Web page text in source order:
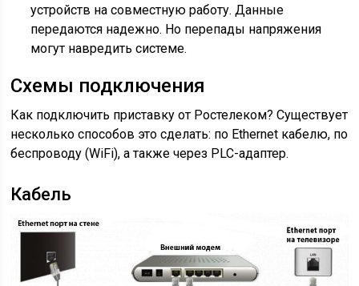
устройств на совместную работу. Данные
передаются надежно. Но перепады напряжения
могут навредить системе.
Схемы подключения
Как подключить приставку от Ростелеком? Существует
несколько способов это сделать: по Ethernet кабелю, по
беспроводу (WiFi), а также через PLC-адаптер.
Кабель